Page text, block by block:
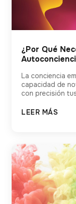
¿Por Qué
La conciencia
capacidad de
con precisión
LEER MÁS